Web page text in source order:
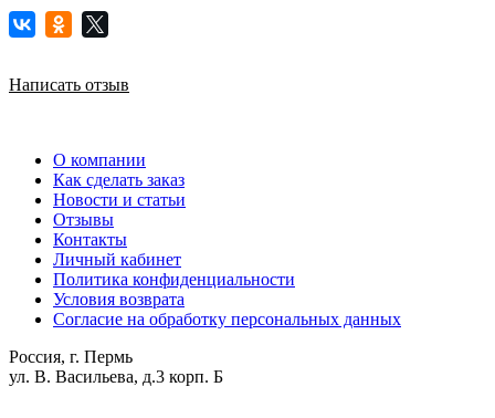
Написать отзыв
О компании
Как сделать заказ
Новости и статьи
Отзывы
Контакты
Личный кабинет
Политика конфиденциальности
Условия возврата
Согласие на обработку персональных данных
Россия, г. Пермь
ул. В. Васильева, д.3 корп. Б